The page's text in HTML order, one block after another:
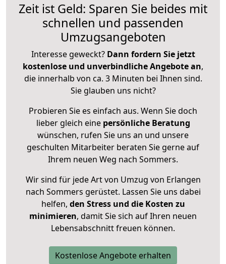
Zeit ist Geld: Sparen Sie beides mit
schnellen und passenden
Umzugsangeboten
Interesse geweckt? Dann fordern Sie jetzt
kostenlose und unverbindliche Angebote an,
die innerhalb von ca. 3 Minuten bei Ihnen sind.
Sie glauben uns nicht?
Probieren Sie es einfach aus. Wenn Sie doch
lieber gleich eine persönliche Beratung
wünschen, rufen Sie uns an und unsere
geschulten Mitarbeiter beraten Sie gerne auf
Ihrem neuen Weg nach Sommers.
Wir sind für jede Art von Umzug von Erlangen
nach Sommers gerüstet. Lassen Sie uns dabei
helfen, den Stress und die Kosten zu
minimieren, damit Sie sich auf Ihren neuen
Lebensabschnitt freuen können.
Kostenlose Angebote erhalten